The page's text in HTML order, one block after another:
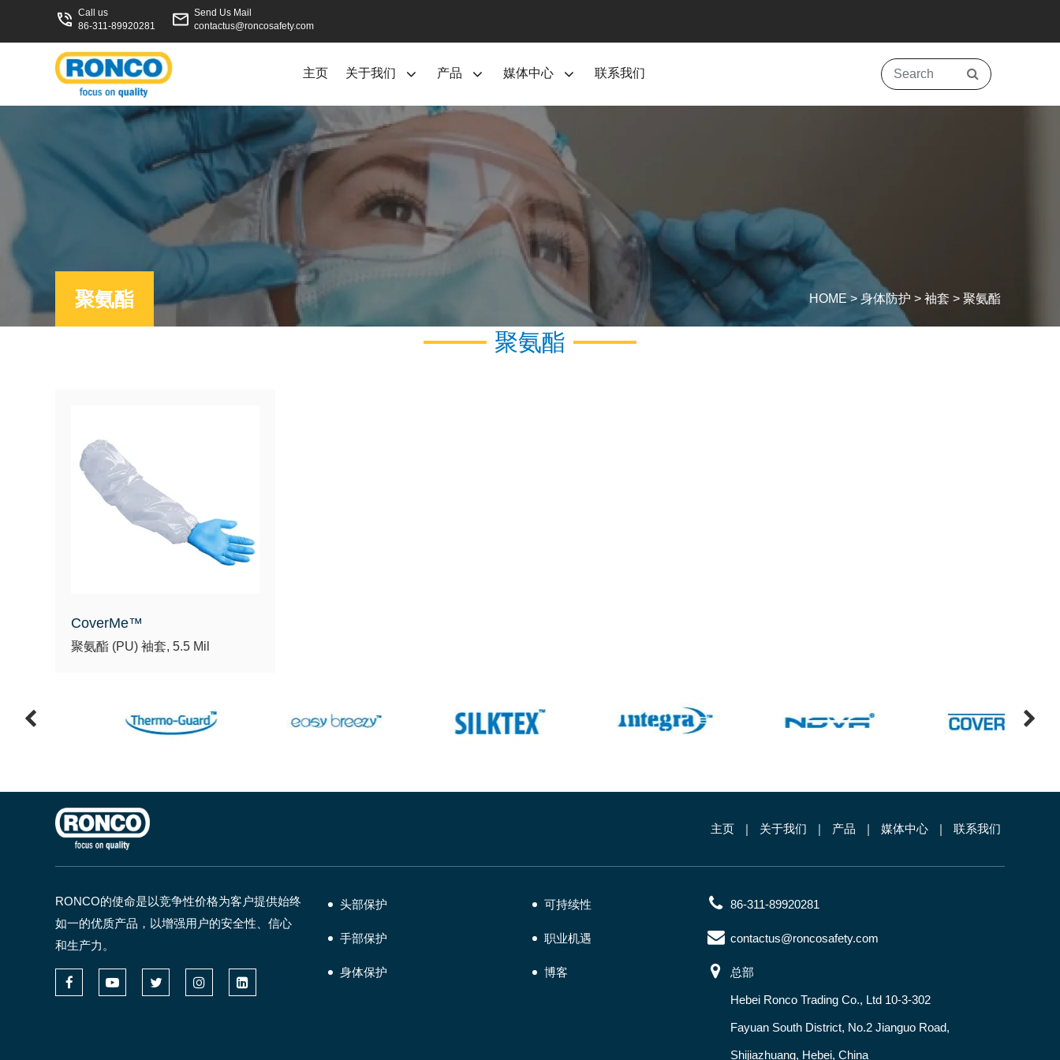
Call us
86-311-89920281
Send Us Mail
contactus@roncosafety.com
主页 关于我们 产品 媒体中心 联系我们
聚氨酯 HOME> 身体防护 > 袖套 > 聚氨酯
聚氨酯
CoverMe™
聚氨酯 (PU) 袖套, 5.5 Mil
主页 关于我们 产品 媒体中心 联系我们
RONCO的使命是以竞争性价格为客户提供始终
如一的优质产品，以增强用户的安全性、信心
和生产力。
头部保护
手部保护
身体保护
可持续性
职业机遇
博客
86-311-89920281
contactus@roncosafety.com
总部
Hebei Ronco Trading Co., Ltd 10-3-302
Fayuan South District, No.2 Jianguo Road,
Shijiazhuang, Hebei, China